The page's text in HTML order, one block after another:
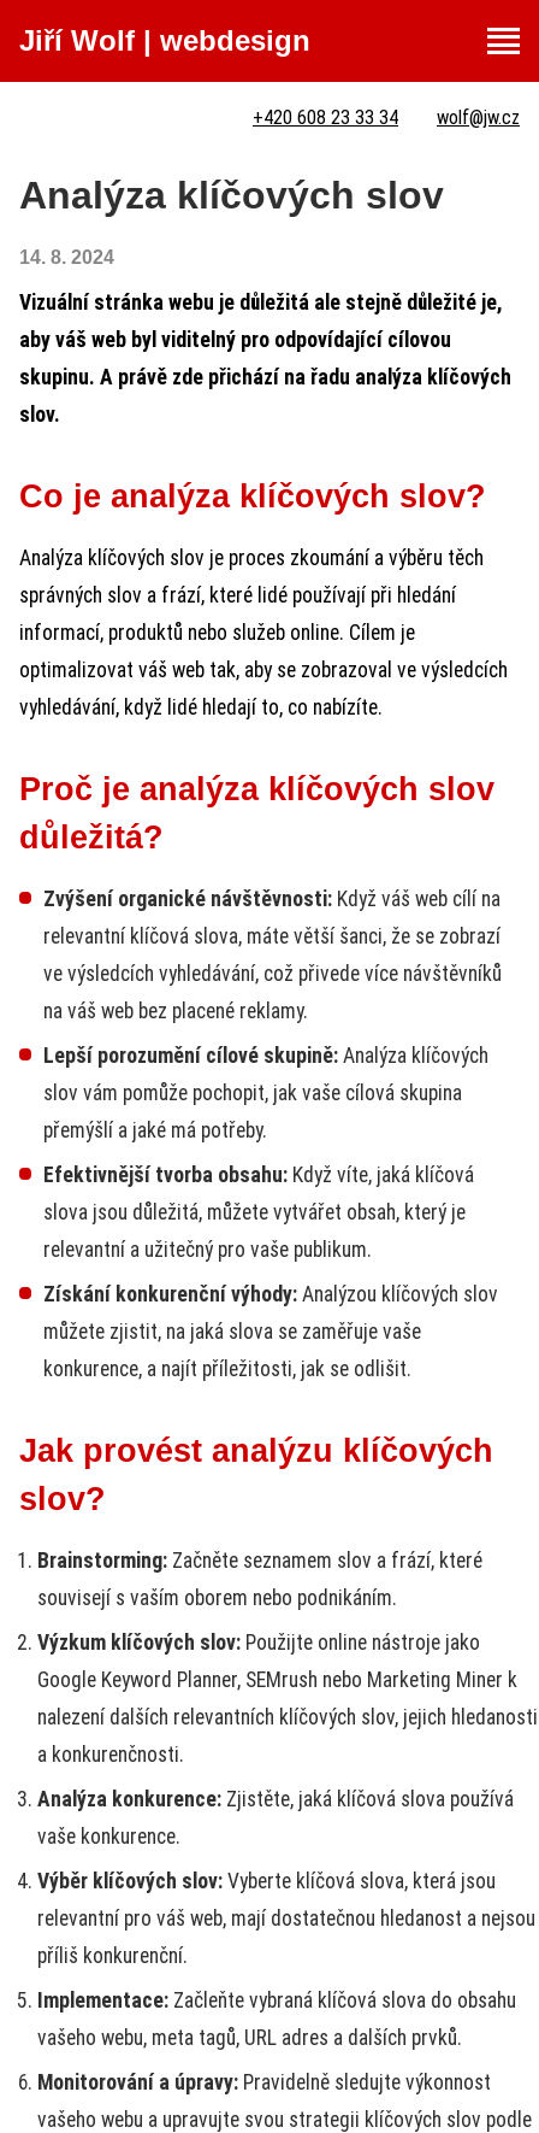
Jiří Wolf | webdesign
+420 608 23 33 34 wolf@jw.cz
Analýza klíčových slov
14. 8. 2024
Vizuální stránka webu je důležitá ale stejně důležité je,
aby váš web byl viditelný pro odpovídající cílovou
skupinu. A právě zde přichází na řadu analýza klíčových
slov.
Co je analýza klíčových slov?
Analýza klíčových slov je proces zkoumání a výběru těch
správných slov a frází, které lidé používají při hledání
informací, produktů nebo služeb online. Cílem je
optimalizovat váš web tak, aby se zobrazoval ve výsledcích
vyhledávání, když lidé hledají to, co nabízíte.
Proč je analýza klíčových slov
důležitá?
Zvýšení organické návštěvnosti: Když váš web cílí na
relevantní klíčová slova, máte větší šanci, že se zobrazí
ve výsledcích vyhledávání, což přivede více návštěvníků
na váš web bez placené reklamy.
Lepší porozumění cílové skupině: Analýza klíčových
slov vám pomůže pochopit, jak vaše cílová skupina
přemýšlí a jaké má potřeby.
Efektivnější tvorba obsahu: Když víte, jaká klíčová
slova jsou důležitá, můžete vytvářet obsah, který je
relevantní a užitečný pro vaše publikum.
Získání konkurenční výhody: Analýzou klíčových slov
můžete zjistit, na jaká slova se zaměřuje vaše
konkurence, a najít příležitosti, jak se odlišit.
Jak provést analýzu klíčových
slov?
Brainstorming: Začněte seznamem slov a frází, které
souvisejí s vaším oborem nebo podnikáním.
Výzkum klíčových slov: Použijte online nástroje jako
Google Keyword Planner, SEMrush nebo Marketing Miner k
nalezení dalších relevantních klíčových slov, jejich hledanosti
a konkurenčnosti.
Analýza konkurence: Zjistěte, jaká klíčová slova používá
vaše konkurence.
Výběr klíčových slov: Vyberte klíčová slova, která jsou
relevantní pro váš web, mají dostatečnou hledanost a nejsou
příliš konkurenční.
Implementace: Začleňte vybraná klíčová slova do obsahu
vašeho webu, meta tagů, URL adres a dalších prvků.
Monitorování a úpravy: Pravidelně sledujte výkonnost
vašeho webu a upravujte svou strategii klíčových slov podle